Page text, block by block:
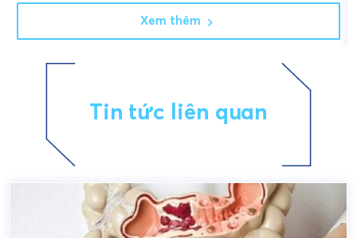
Xem thêm
Tin tức liên quan